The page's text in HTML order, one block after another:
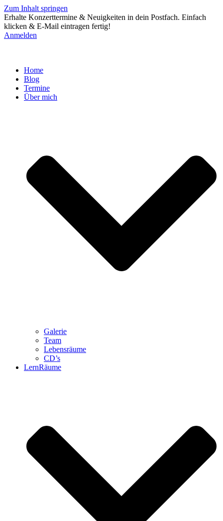
Zum Inhalt springen
Erhalte Konzerttermine & Neuigkeiten in dein Postfach. Einfach
klicken & E-Mail eintragen fertig!
Anmelden
Home
Blog
Termine
Über mich
Galerie
Team
Lebensräume
CD’s
LernRäume